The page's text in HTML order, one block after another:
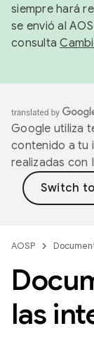
siempre hará
se envió al
consulta
Google utiliza
contenido a tu
realizadas con
AOSP
las